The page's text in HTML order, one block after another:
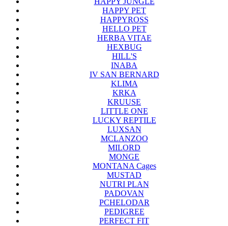
HAPPY PET
HAPPYROSS
HELLO PET
HERBA VITAE
HEXBUG
HILL'S
INABA
IV SAN BERNARD
KLIMA
KRKA
KRUUSE
LITTLE ONE
LUCKY REPTILE
LUXSAN
MCLANZOO
MILORD
MONGE
MONTANA Cages
MUSTAD
NUTRI PLAN
PADOVAN
PCHELODAR
PEDIGREE
PERFECT FIT